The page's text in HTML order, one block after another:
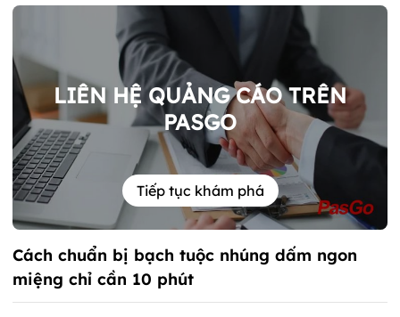
LIÊN HỆ QUẢNG CÁO TRÊN
PASGO
Tiếp tục khám phá
Cách chuẩn bị bạch tuộc nhúng dấm ngon
miệng chỉ cần 10 phút